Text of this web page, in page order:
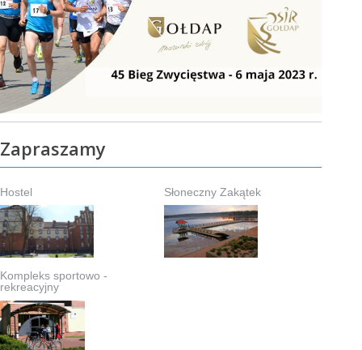
Zapraszamy
Hostel Słoneczny Zakątek
Kompleks sportowo -
rekreacyjny